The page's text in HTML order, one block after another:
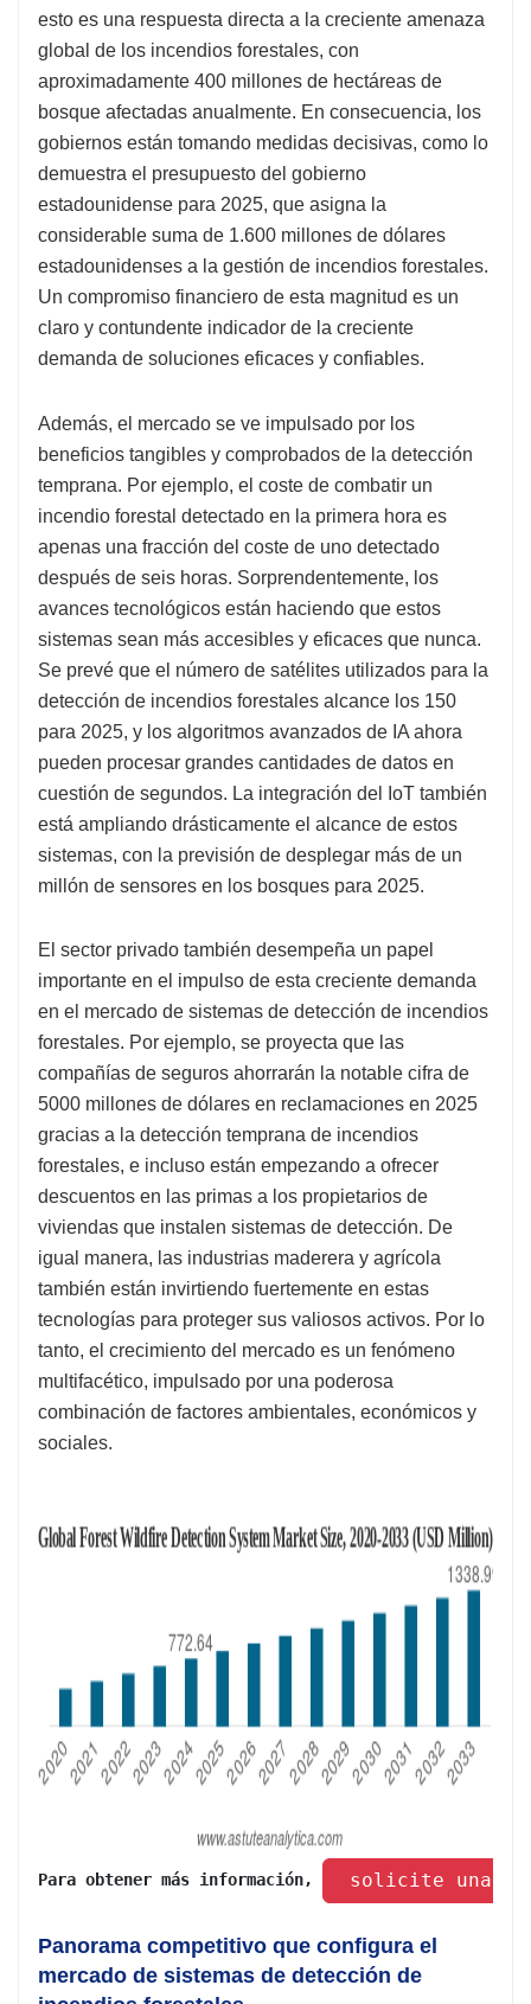
esto es una respuesta directa a la creciente amenaza
global de los incendios forestales, con
aproximadamente 400 millones de hectáreas de
bosque afectadas anualmente. En consecuencia, los
gobiernos están tomando medidas decisivas, como lo
demuestra el presupuesto del gobierno
estadounidense para 2025, que asigna la
considerable suma de 1.600 millones de dólares
estadounidenses a la gestión de incendios forestales.
Un compromiso financiero de esta magnitud es un
claro y contundente indicador de la creciente
demanda de soluciones eficaces y confiables.
Además, el mercado se ve impulsado por los
beneficios tangibles y comprobados de la detección
temprana. Por ejemplo, el coste de combatir un
incendio forestal detectado en la primera hora es
apenas una fracción del coste de uno detectado
después de seis horas. Sorprendentemente, los
avances tecnológicos están haciendo que estos
sistemas sean más accesibles y eficaces que nunca.
Se prevé que el número de satélites utilizados para la
detección de incendios forestales alcance los 150
para 2025, y los algoritmos avanzados de IA ahora
pueden procesar grandes cantidades de datos en
cuestión de segundos. La integración del IoT también
está ampliando drásticamente el alcance de estos
sistemas, con la previsión de desplegar más de un
millón de sensores en los bosques para 2025.
El sector privado también desempeña un papel
importante en el impulso de esta creciente demanda
en el mercado de sistemas de detección de incendios
forestales. Por ejemplo, se proyecta que las
compañías de seguros ahorrarán la notable cifra de
5000 millones de dólares en reclamaciones en 2025
gracias a la detección temprana de incendios
forestales, e incluso están empezando a ofrecer
descuentos en las primas a los propietarios de
viviendas que instalen sistemas de detección. De
igual manera, las industrias maderera y agrícola
también están invirtiendo fuertemente en estas
tecnologías para proteger sus valiosos activos. Por lo
tanto, el crecimiento del mercado es un fenómeno
multifacético, impulsado por una poderosa
combinación de factores ambientales, económicos y
sociales.
Para obtener más información, solicite una
Panorama competitivo que configura el
mercado de sistemas de detección de